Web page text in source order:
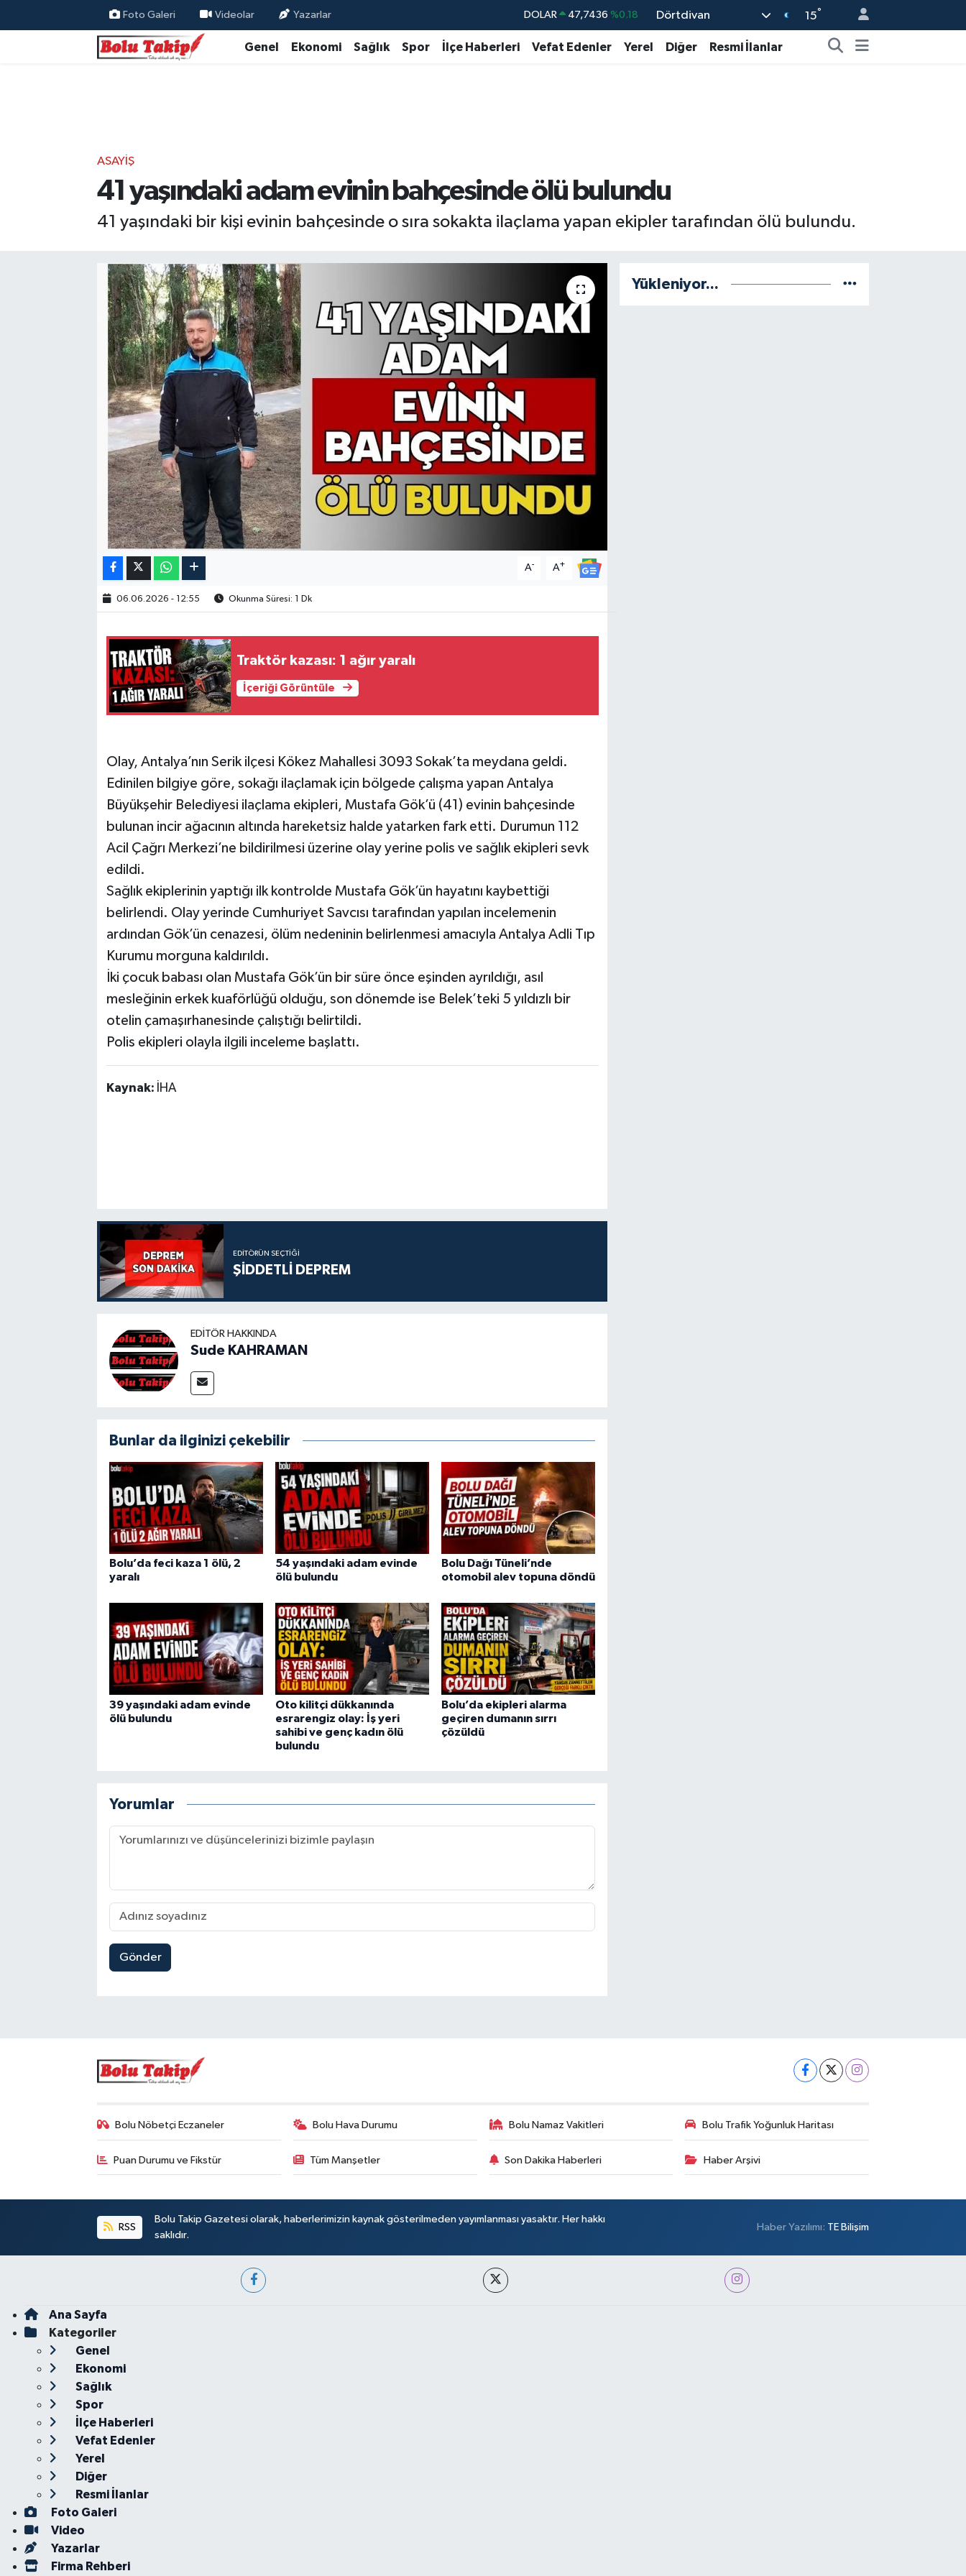
Foto Galeri Videolar Yazarlar DOLAR 47,7436 %0.18
EURO 55,2510 %0.32
Dörtdivan 15°
Genel Ekonomi Sağlık Spor İlçe Haberleri Vefat Edenler Yerel Diğer Resmi İlanlar
ASAYIŞ
41 yaşındaki adam evinin bahçesinde ölü bulundu
41 yaşındaki bir kişi evinin bahçesinde o sıra sokakta ilaçlama yapan ekipler tarafından ölü bulundu.
A- A+
06.06.2026 - 12:55 Okunma Süresi: 1 Dk
Traktör kazası: 1 ağır yaralı
İçeriği Görüntüle
Olay, Antalya’nın Serik ilçesi Kökez Mahallesi 3093 Sokak’ta meydana geldi.
Edinilen bilgiye göre, sokağı ilaçlamak için bölgede çalışma yapan Antalya
Büyükşehir Belediyesi ilaçlama ekipleri, Mustafa Gök’ü (41) evinin bahçesinde
bulunan incir ağacının altında hareketsiz halde yatarken fark etti. Durumun 112
Acil Çağrı Merkezi’ne bildirilmesi üzerine olay yerine polis ve sağlık ekipleri sevk
edildi.
Sağlık ekiplerinin yaptığı ilk kontrolde Mustafa Gök’ün hayatını kaybettiği
belirlendi. Olay yerinde Cumhuriyet Savcısı tarafından yapılan incelemenin
ardından Gök’ün cenazesi, ölüm nedeninin belirlenmesi amacıyla Antalya Adli Tıp
Kurumu morguna kaldırıldı.
İki çocuk babası olan Mustafa Gök’ün bir süre önce eşinden ayrıldığı, asıl
mesleğinin erkek kuaförlüğü olduğu, son dönemde ise Belek’teki 5 yıldızlı bir
otelin çamaşırhanesinde çalıştığı belirtildi.
Polis ekipleri olayla ilgili inceleme başlattı.
Kaynak: İHA
EDITÖRÜN SEÇTIĞI
ŞİDDETLİ DEPREM
EDITÖR HAKKINDA
Sude KAHRAMAN
Bunlar da ilginizi çekebilir
Bolu’da feci kaza 1 ölü, 2
yaralı
54 yaşındaki adam evinde
ölü bulundu
Bolu Dağı Tüneli’nde
otomobil alev topuna döndü
39 yaşındaki adam evinde
ölü bulundu
Oto kilitçi dükkanında
esrarengiz olay: İş yeri
sahibi ve genç kadın ölü
bulundu
Bolu’da ekipleri alarma
geçiren dumanın sırrı
çözüldü
Yorumlar
Gönder
Yükleniyor...
Bolu Nöbetçi Eczaneler Bolu Hava Durumu Bolu Namaz Vakitleri Bolu Trafik Yoğunluk Haritası
Puan Durumu ve Fikstür Tüm Manşetler Son Dakika Haberleri Haber Arşivi
RSS
Bolu Takip Gazetesi olarak, haberlerimizin kaynak gösterilmeden yayımlanması yasaktır. Her hakkı
saklıdır.
Haber Yazılımı: TE Bilişim
Ana Sayfa
Kategoriler
Genel
Ekonomi
Sağlık
Spor
İlçe Haberleri
Vefat Edenler
Yerel
Diğer
Resmi İlanlar
Foto Galeri
Video
Yazarlar
Firma Rehberi